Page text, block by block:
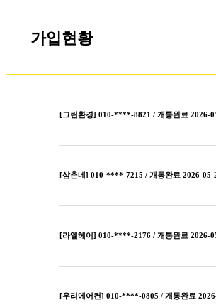
가입현황
[그린환경] 010-****-8821 / 개통완료 2026-
[삼촌네] 010-****-7215 / 개통완료 2026-05-
[라엘헤어] 010-****-2176 / 개통완료 2026-
[우리에어컨] 010-****-0805 / 개통완료